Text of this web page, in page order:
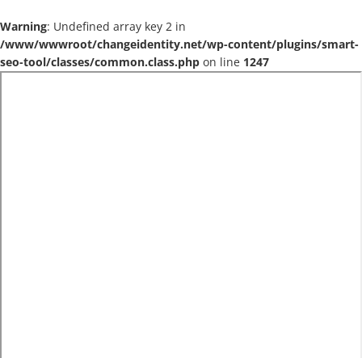
Warning: Undefined array key 2 in
/www/wwwroot/changeidentity.net/wp-content/plugins/smart-
seo-tool/classes/common.class.php on line 1247